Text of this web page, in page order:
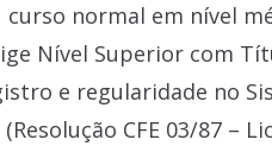
curso normal em nível
Nível Superior com
e regularidade no
CFE 03/87 –